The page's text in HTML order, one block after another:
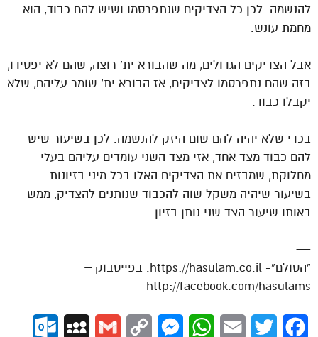
להנשמה. לכן כל הצדיקים שנתפרסמו ושיש להם כבוד, הוא
מחמת עונש.
אבל הצדיקים הגדולים, מה שהבורא ית’ רוצה, שהם לא יפסידו,
בזה שהם נתפרסמו לצדיקים, אז הבורא ית’ שומר עליהם, שלא
יקבלו כבוד.
בכדי שלא יהיה להם שום היזק להנשמה. לכן בשיעור שיש
להם כבוד מצד אחד, אזי מצד השני עומדים עליהם בעלי
מחלוקת, שמבזים את הצדיקים האלו בכל מיני בזיונות.
בשיעור שיהיה משקל שוה להכבוד שנותנים להצדיק, ממש
באותו שיעור הצד שני נותן בזיון.
—
“הסולם”- https://hasulam.co.il. בפייסבוק –
http://facebook.com/hasulams
Facebook
Twitter
Email
WhatsApp
Messenger
Copy
Gmail
MySpace